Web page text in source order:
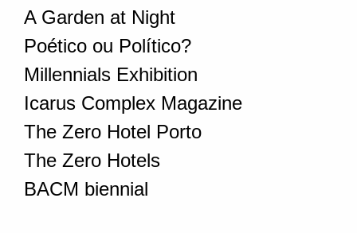
A Garden at Night
Poético ou Político?
Millennials Exhibition
Icarus Complex Magazine
The Zero Hotel Porto
The Zero Hotels
BACM biennial